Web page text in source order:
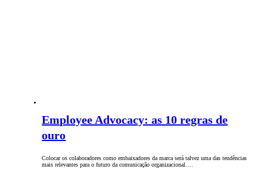
Employee Advocacy: as 10 regras de
ouro
Colocar os colaboradores como embaixadores da marca será talvez uma das tendências
mais relevantes para o futuro da comunicação organizacional.…